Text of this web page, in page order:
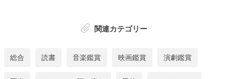
関連カテゴリー
総合 読書 音楽鑑賞 映画鑑賞 演劇鑑賞